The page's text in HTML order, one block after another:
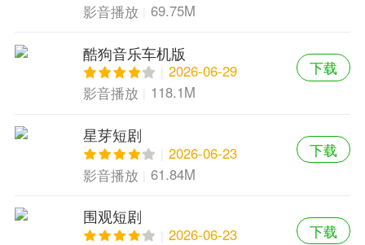
影音播放
69.75M
酷狗音乐车机版
2026-06-29
影音播放
118.1M
下载
星芽短剧
2026-06-23
影音播放
61.84M
下载
围观短剧
2026-06-23
下载